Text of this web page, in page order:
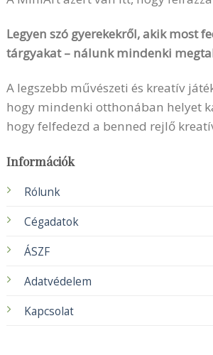
Legyen szó gyerekekről, akik most
tárgyakat – nálunk mindenki
A legszebb művészeti és kreatív
hogy mindenki otthonában helyet
hogy felfedezd a benned rejlő
Információk
Rólunk
Cégadatok
ÁSZF
Adatvédelem
Kapcsolat